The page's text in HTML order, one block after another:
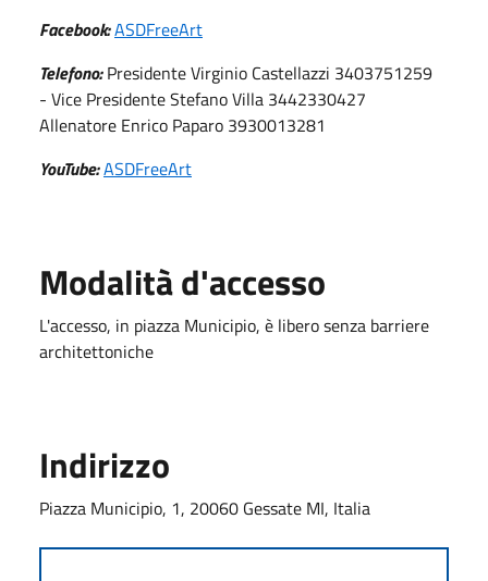
Facebook:ASDFreeArt
Telefono:Presidente Virginio Castellazzi 3403751259
- Vice Presidente Stefano Villa 3442330427
Allenatore Enrico Paparo 3930013281
YouTube:ASDFreeArt
Modalità d'accesso
L'accesso, in piazza Municipio, è libero senza barriere
architettoniche
Indirizzo
Piazza Municipio, 1, 20060 Gessate MI, Italia